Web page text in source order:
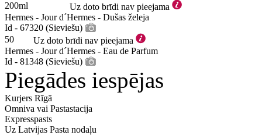
200ml
Uz doto brīdi nav pieejama
Hermes - Jour d´Hermes - Dušas želeja
Id - 67320 (Sieviešu)
50
Uz doto brīdi nav pieejama
Hermes - Jour d´Hermes - Eau de Parfum
Id - 81348 (Sieviešu)
Piegādes iespējas
Kurjers Rīgā
Omniva vai Pastastacija
Expresspasts
Uz Latvijas Pasta nodaļu